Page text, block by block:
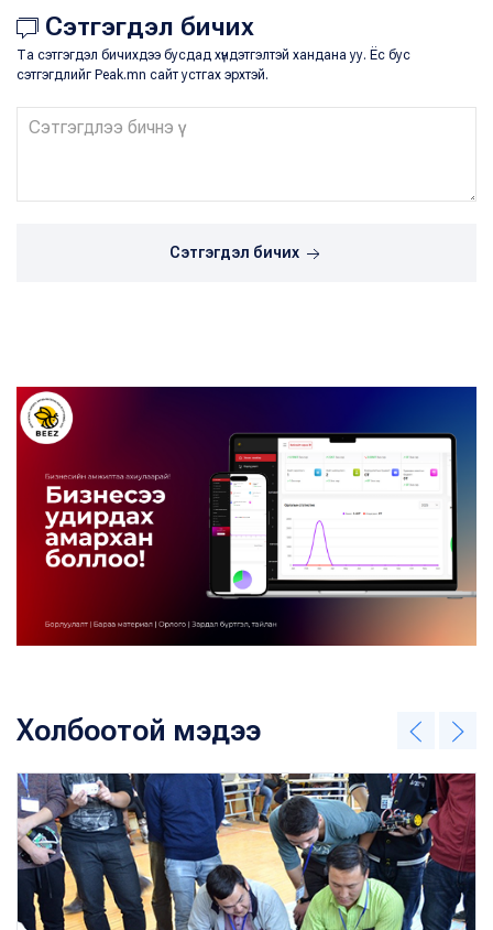
Сэтгэгдэл бичих
Та сэтгэгдэл бичихдээ бусдад хүндэтгэлтэй хандана уу. Ёс бус
сэтгэгдлийг Peak.mn сайт устгах эрхтэй.
Сэтгэгдэл бичих
Холбоотой мэдээ